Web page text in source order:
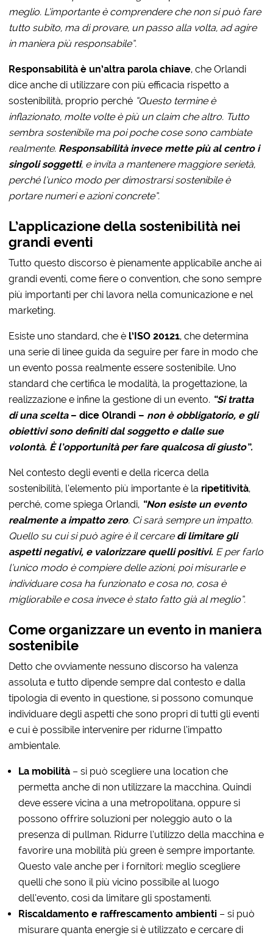
meglio. L’importante è comprendere che non si può fare
tutto subito, ma di provare, un passo alla volta, ad agire
in maniera più responsabile”.
Responsabilità è un’altra parola chiave, che Orlandi
dice anche di utilizzare con più efficacia rispetto a
sostenibilità, proprio perché “Questo termine è
inflazionato, molte volte è più un claim che altro. Tutto
sembra sostenibile ma poi poche cose sono cambiate
realmente. Responsabilità invece mette più al centro i
singoli soggetti, e invita a mantenere maggiore serietà,
perché l’unico modo per dimostrarsi sostenibile è
portare numeri e azioni concrete”.
L’applicazione della sostenibilità nei
grandi eventi
Tutto questo discorso è pienamente applicabile anche ai
grandi eventi, come fiere o convention, che sono sempre
più importanti per chi lavora nella comunicazione e nel
marketing.
Esiste uno standard, che è l’ISO 20121, che determina
una serie di linee guida da seguire per fare in modo che
un evento possa realmente essere sostenibile. Uno
standard che certifica le modalità, la progettazione, la
realizzazione e infine la gestione di un evento. “Si tratta
di una scelta– dice Olrandi – non è obbligatorio, e gli
obiettivi sono definiti dal soggetto e dalle sue
volontà. È l’opportunità per fare qualcosa di giusto”.
Nel contesto degli eventi e della ricerca della
sostenibilità, l’elemento più importante è la ripetitività,
perché, come spiega Orlandi, “Non esiste un evento
realmente a impatto zero. Ci sarà sempre un impatto.
Quello su cui si può agire è il cercare di limitare gli
aspetti negativi, e valorizzare quelli positivi. E per farlo
l’unico modo è compiere delle azioni, poi misurarle e
individuare cosa ha funzionato e cosa no, cosa è
migliorabile e cosa invece è stato fatto già al meglio”.
Come organizzare un evento in maniera
sostenibile
Detto che ovviamente nessuno discorso ha valenza
assoluta e tutto dipende sempre dal contesto e dalla
tipologia di evento in questione, si possono comunque
individuare degli aspetti che sono propri di tutti gli eventi
e cui è possibile intervenire per ridurne l’impatto
ambientale.
La mobilità – si può scegliere una location che
permetta anche di non utilizzare la macchina. Quindi
deve essere vicina a una metropolitana, oppure si
possono offrire soluzioni per noleggio auto o la
presenza di pullman. Ridurre l’utilizzo della macchina e
favorire una mobilità più green è sempre importante.
Questo vale anche per i fornitori: meglio scegliere
quelli che sono il più vicino possibile al luogo
dell’evento, così da limitare gli spostamenti.
Riscaldamento e raffrescamento ambienti – si può
misurare quanta energie si è utilizzato e cercare di